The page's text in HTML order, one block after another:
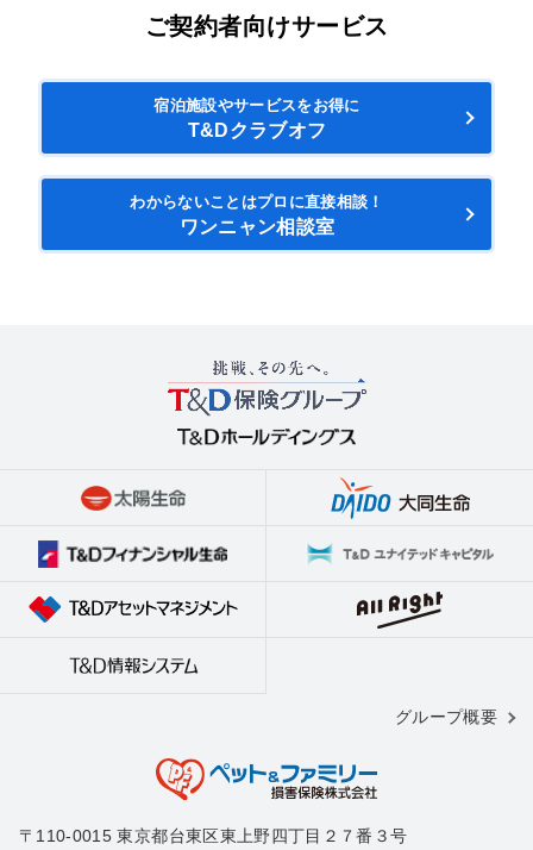
ご契約者向けサービス
宿泊施設やサービスをお得に
T&Dクラブオフ
わからないことはプロに直接相談！
ワンニャン相談室
グループ概要
〒110-0015 東京都台東区東上野四丁目２７番３号